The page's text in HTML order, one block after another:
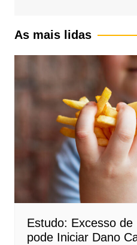
As mais lidas
Estudo: Excesso
pode Iniciar Dano